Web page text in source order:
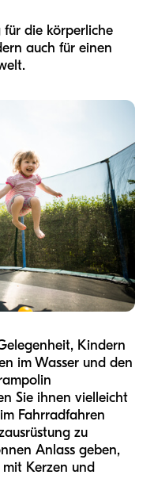
die körperliche
auch für einen
Kindern
im Wasser und den
Sie ihnen vielleicht
Fahrradfahren
zu
Anlass geben,
Kerzen und